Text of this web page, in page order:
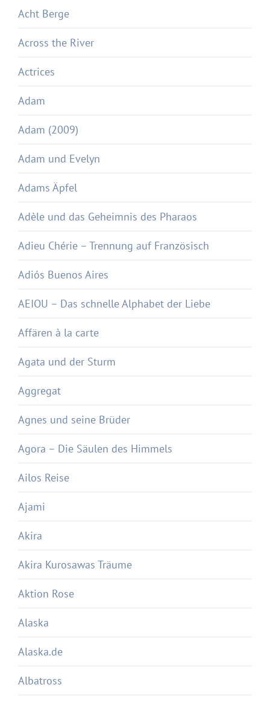
Acht Berge
Across the River
Actrices
Adam
Adam (2009)
Adam und Evelyn
Adams Äpfel
Adèle und das Geheimnis des Pharaos
Adieu Chérie – Trennung auf Französisch
Adiós Buenos Aires
AEIOU – Das schnelle Alphabet der Liebe
Affären à la carte
Agata und der Sturm
Aggregat
Agnes und seine Brüder
Agora – Die Säulen des Himmels
Ailos Reise
Ajami
Akira
Akira Kurosawas Träume
Aktion Rose
Alaska
Alaska.de
Albatross